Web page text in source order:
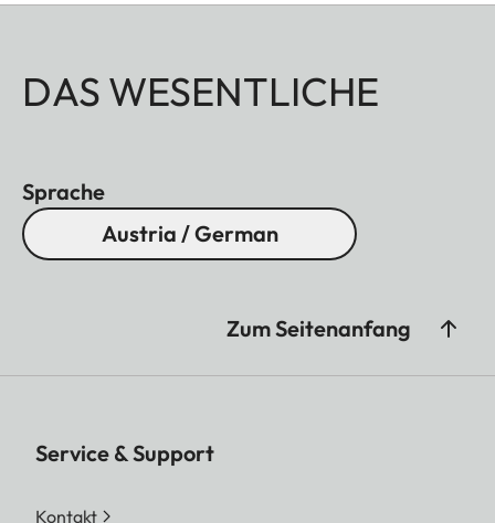
DAS WESENTLICHE
Sprache
Austria / German
Zum Seitenanfang
Service & Support
Kontakt